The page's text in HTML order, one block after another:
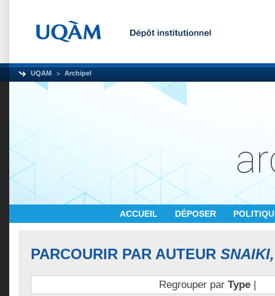
UQAM Archipel
ACCUEIL DÉPOSER
PARCOURIR PAR AUTEUR
Regrouper par Type|